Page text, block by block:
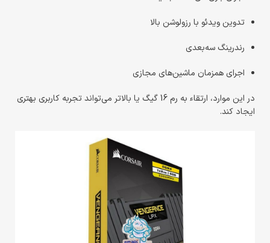
تدوین ویدئو با رزولوشن بالا
رندرینگ سه‌بعدی
اجرای همزمان ماشین‌های مجازی
در این موارد، ارتقاء به رم 16 گیگ یا بالاتر می‌تواند تجربه کاربری بهتری
ایجاد کند.